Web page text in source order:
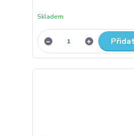
Skladem